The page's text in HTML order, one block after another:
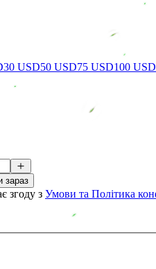
30 USD50 USD75 USD100 USD
зараз
згоду з Умови та Політика